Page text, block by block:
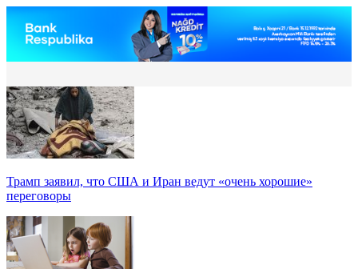
Трамп заявил, что США и Иран ведут «очень хорошие»
переговоры